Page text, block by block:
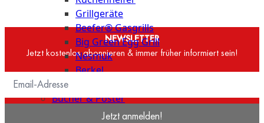
Grillgeräte
Beefer® Gasgrills
Big Green Egg Grill
Nesmuk
Berkel
Bücher & Poster
NEWSLETTER
Jetzt kostenlos abonnieren & immer früher informiert sein!
Jetzt anmelden!